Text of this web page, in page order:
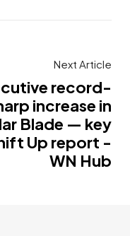
Next Article
record-
increase in
Blade — key
Up report -
WN Hub